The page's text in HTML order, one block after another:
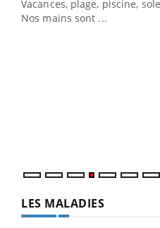
Vacances, plage, piscine,
Nos mains sont ...
LES MALADIES